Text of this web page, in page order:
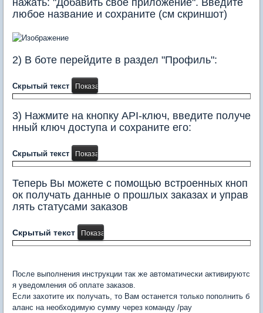
нажать: "Добавить своё приложение". Введите
любое название и сохраните (см скриншот)
2) В боте перейдите в раздел "Профиль":
Скрытый текст
3) Нажмите на кнопку API-ключ, введите получе
нный ключ доступа и сохраните его:
Скрытый текст
Теперь Вы можете с помощью встроенных кноп
ок получать данные о прошлых заказах и управ
лять статусами заказов
Скрытый текст
После выполнения инструкции так же автоматически активируютс
я уведомления об оплате заказов.
Если захотите их получать, то Вам останется только пополнить б
аланс на необходимую сумму через команду /pay